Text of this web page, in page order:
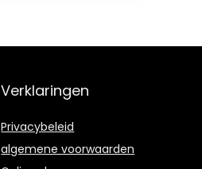
Verklaringen
Privacybeleid
algemene voorwaarden